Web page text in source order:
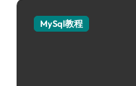
MySql教程